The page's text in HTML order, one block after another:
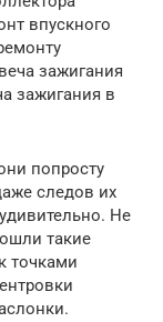
впускного
зажигания
зажигания в
попросту
следов их
Не
такие
точками